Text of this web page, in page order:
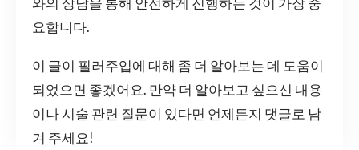
요합니다.
이 글이 필러주입에 대해 좀 더 알아보는 데 도움이
되었으면 좋겠어요. 만약 더 알아보고 싶으신 내용
이나 시술 관련 질문이 있다면 언제든지 댓글로 남
겨 주세요!